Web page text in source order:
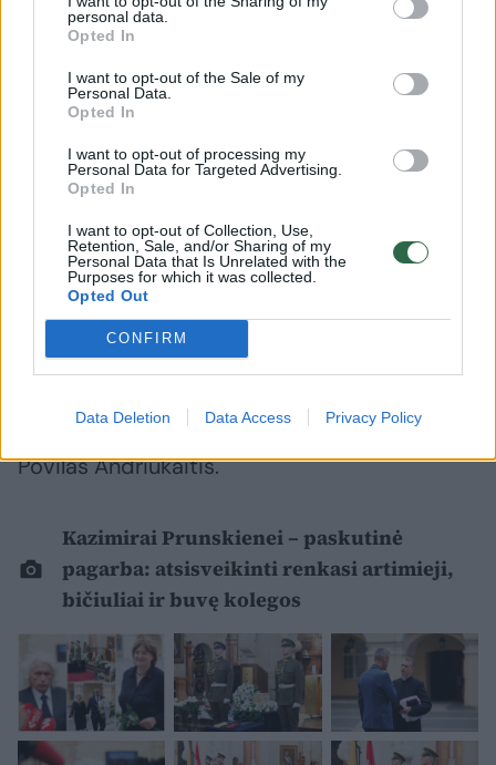
personal data.
Opted In
I want to opt-out of the Sale of my
Personal Data.
Opted In
I want to opt-out of processing my
Personal Data for Targeted Advertising.
Opted In
I want to opt-out of Collection, Use,
Retention, Sale, and/or Sharing of my
Personal Data that Is Unrelated with the
Purposes for which it was collected.
Opted Out
CONFIRM
Data Deletion Data Access Privacy Policy
padėdavo ir jai nuimti kai kuriuos dalykus.
Žinoma, šiandien turiu viską sukaupti, sugerti
– tai, kas tvyro čia, ta gera emocija, kuri
sklinda iš tų žmonių, kurie čia atėjo“, – sakė
„Tai labai lengvina išsiskyrimo momentą ir
sumažina skausmą, kuris natūraliai egzistuoja
kiekvienam žmogui, netekusiam artimiausių“,
– teigė R. Stankevičius.
europarlamentaras, signataras Vytenis
Povilas Andriukaitis.
Kazimirai Prunskienei – paskutinė
pagarba: atsisveikinti renkasi artimieji,
bičiuliai ir buvę kolegos